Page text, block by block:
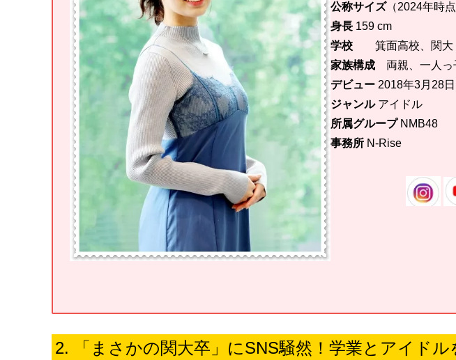
公称サイズ（2024年時点
身長 159 cm
学校 箕面高校、関大
家族構成 両親、一人っ
デビュー 2018年3月28日
ジャンルアイドル
所属グループ NMB48
事務所 N-Rise
「まさかの関大卒」にSNS騒然！学業とアイド